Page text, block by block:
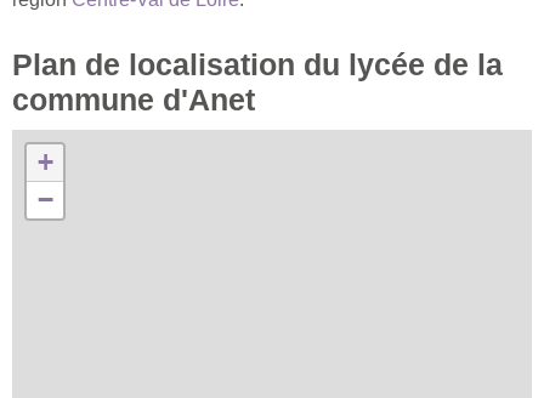
Plan de localisation du lycée de la
commune d'Anet
+
−